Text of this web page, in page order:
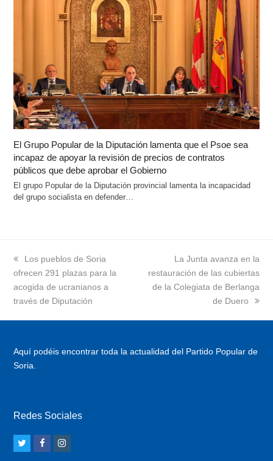
El Grupo Popular de la Diputación lamenta que el Psoe sea
incapaz de apoyar la revisión de precios de contratos
públicos que debe aprobar el Gobierno
El grupo Popular de la Diputación provincial lamenta la incapacidad
del grupo socialista en defender…
previous
post:
Los pueblos de Soria
ofrecen 291 plazas para la
acogida de ucranianos a
través de Diputación
next
post:
La Junta avanza en la
restauración de las cubiertas
de la Colegiata de Berlanga
de Duero
Aquí podéis encontrar toda la actualidad del Partido Popular de
Soria.
Redes Sociales
F